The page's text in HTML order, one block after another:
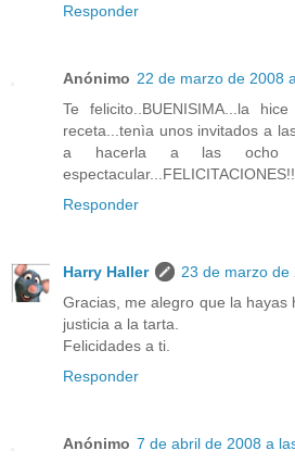
Responder
Anónimo 22 de marzo de 2008
Te felicito..BUENISIMA...la
receta...tenìa unos invitados a
a hacerla a las ocho
espectacular...FELICITACIONES!!
Responder
Harry Haller
23 de marzo de
Gracias, me alegro que la hayas
justicia a la tarta.
Felicidades a ti.
Responder
Anónimo 7 de abril de 2008 a